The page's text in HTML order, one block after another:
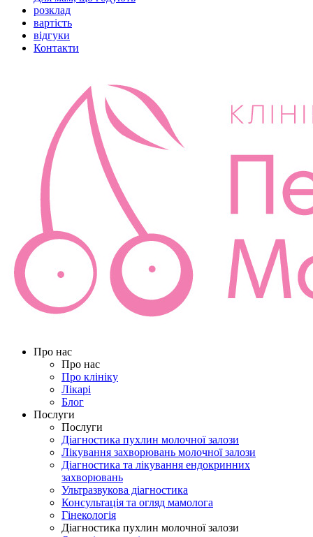
розклад
вартість
відгуки
Контакти
Про нас
Про нас
Про клініку
Лікарі
Блог
Послуги
Послуги
Діагностика пухлин молочної залози
Лікування захворювань молочної залози
Діагностика та лікування ендокринних
захворювань
Ультразвукова діагностика
Консультація та огляд мамолога
Гінекологія
Діагностика пухлин молочної залози